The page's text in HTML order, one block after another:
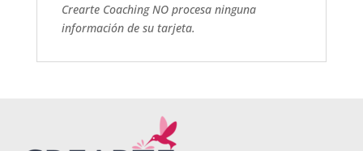
Crearte Coaching NO procesa ninguna
información de su tarjeta.